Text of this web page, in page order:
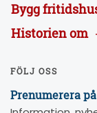
Bygg
Historien om
FÖLJ OSS
Prenumerera